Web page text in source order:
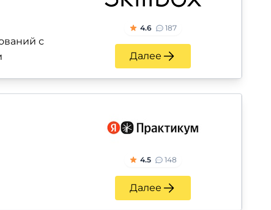
с
4.6 187
Далее
4.5 148
Далее